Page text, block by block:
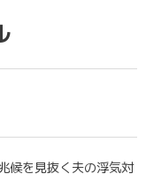
候を見抜く夫の浮気対